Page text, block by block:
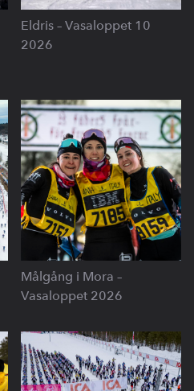
Eldris – Vasaloppet 10
2026
Målgång i Mora –
Vasaloppet 2026